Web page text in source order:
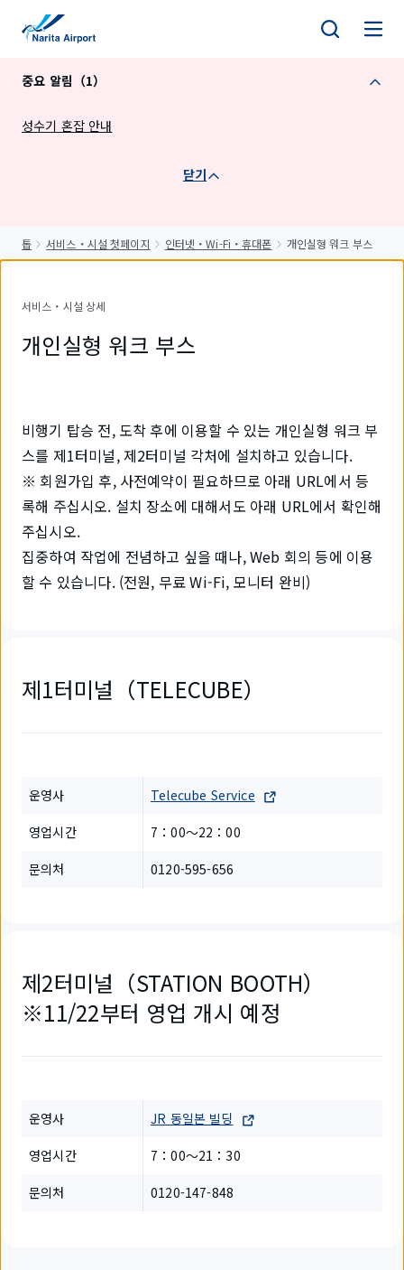
중요 알림（1）
성수기 혼잡 안내
닫기
톱 서비스・시설 첫페이지 인터넷・Wi-Fi・휴대폰 개인실형 워크 부스
서비스・시설 상세
개인실형 워크 부스
비행기 탑승 전, 도착 후에 이용할 수 있는 개인실형 워크 부
스를 제1터미널, 제2터미널 각처에 설치하고 있습니다.
※ 회원가입 후, 사전예약이 필요하므로 아래 URL에서 등
록해 주십시오. 설치 장소에 대해서도 아래 URL에서 확인해
주십시오.
집중하여 작업에 전념하고 싶을 때나, Web 회의 등에 이용
할 수 있습니다. (전원, 무료 Wi-Fi, 모니터 완비)
제1터미널（TELECUBE）
운영사 Telecube Service
영업시간 7：00～22：00
문의처 0120-595-656
제2터미널（STATION BOOTH）
※11/22부터 영업 개시 예정
운영사 JR 동일본 빌딩
영업시간 7：00～21：30
문의처 0120-147-848